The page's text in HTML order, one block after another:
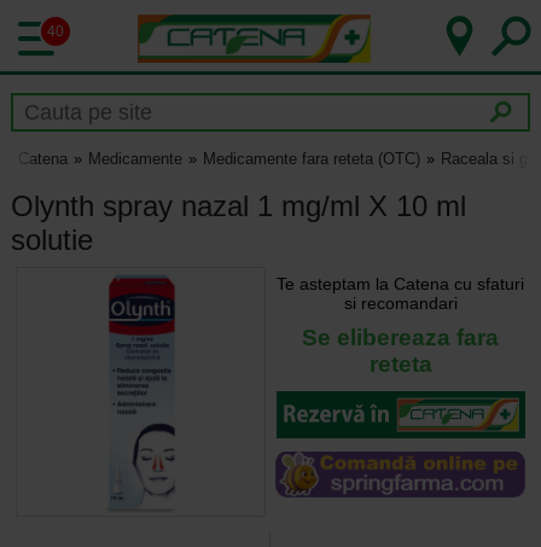
40
Catena Medicamente Medicamente fara reteta (OTC) Raceala si
Olynth spray nazal 1 mg/ml X 10 ml
solutie
Te asteptam la Catena cu sfaturi
si recomandari
Se elibereaza fara
reteta